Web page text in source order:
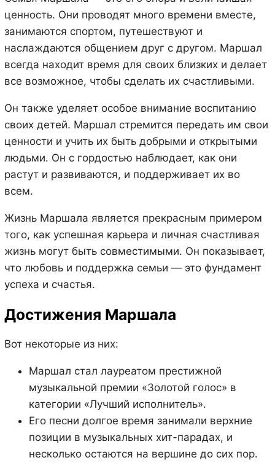
ценность. Они проводят много времени вместе,
занимаются спортом, путешествуют и
наслаждаются общением друг с другом. Маршал
всегда находит время для своих близких и делает
все возможное, чтобы сделать их счастливыми.
Он также уделяет особое внимание воспитанию
своих детей. Маршал стремится передать им свои
ценности и учить их быть добрыми и открытыми
людьми. Он с гордостью наблюдает, как они
растут и развиваются, и поддерживает их во
всем.
Жизнь Маршала является прекрасным примером
того, как успешная карьера и личная счастливая
жизнь могут быть совместимыми. Он показывает,
что любовь и поддержка семьи — это фундамент
успеха и счастья.
Достижения Маршала
Вот некоторые из них:
Маршал стал лауреатом престижной
музыкальной премии «Золотой голос» в
категории «Лучший исполнитель».
Его песни долгое время занимали верхние
позиции в музыкальных хит-парадах, и
несколько остаются на вершине до сих пор.